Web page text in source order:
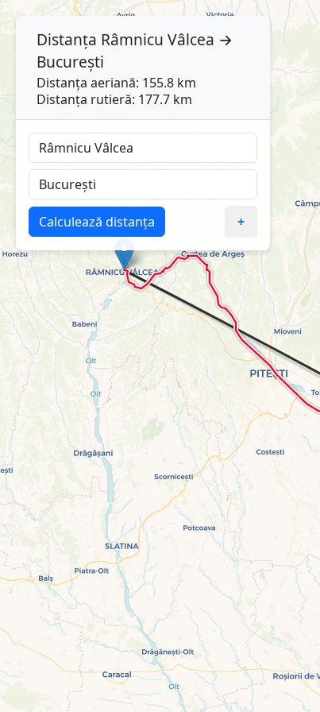
Distanța Râmnicu Vâlcea →
București
Distanța aeriană: 155.8 km
Distanța rutieră: 177.7 km
Calculează distanța +